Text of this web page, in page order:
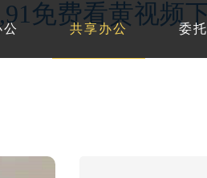
免费看黄视频
共享办公 委